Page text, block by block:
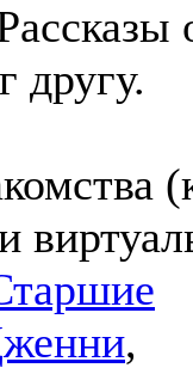
другу.
,